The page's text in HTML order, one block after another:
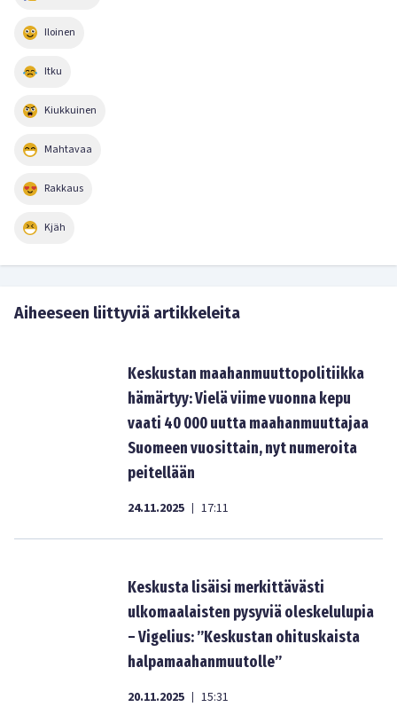
Iloinen
Itku
Kiukkuinen
Mahtavaa
Rakkaus
Kjäh
Aiheeseen liittyviä artikkeleita
Keskustan maahanmuuttopolitiikka
hämärtyy: Vielä viime vuonna kepu
vaati 40 000 uutta maahanmuuttajaa
Suomeen vuosittain, nyt numeroita
peitellään
24.11.2025 | 17:11
Keskusta lisäisi merkittävästi
ulkomaalaisten pysyviä oleskelulupia
– Vigelius: ”Keskustan ohituskaista
halpamaahanmuutolle”
20.11.2025 | 15:31